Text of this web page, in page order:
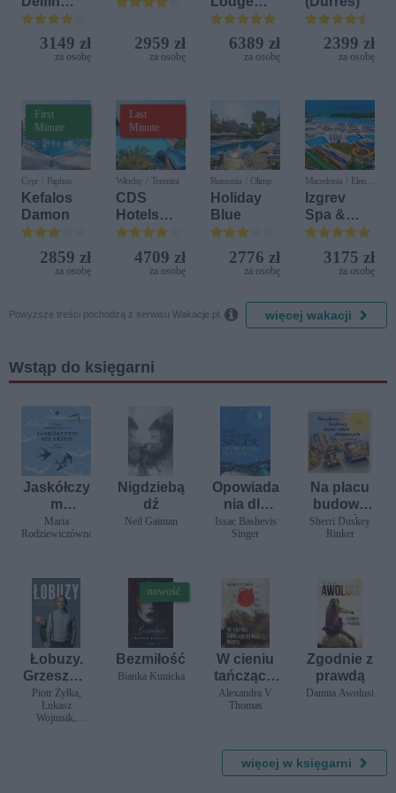
Bijela (ex.
Iberostar
Bijela
3149 zł
za osobę
2959 zł
za osobę
Beach &
Golf
Resort by
6389 zł
za osobę
2399 zł
za osobę
First
Minute
Cypr / Paphos
Kefalos
Damon
2859 zł
za osobę
Last
Minute
Włochy / Terrasini
CDS
Hotels
Terrasini
(ex. Citta
del Mare)
4709 zł
za osobę
Rumunia / Olimp
Holiday
Blue
2776 zł
za osobę
Macedonia / Elen
Kamen
Izgrev
Spa &
Aquapark
3175 zł
za osobę
Powyższe treści pochodzą z serwisu Wakacje.pl.  więcej wakacji
Wstąp do księgarni
Jaskółczy
m
szlakiem
Maria
Rodziewiczówna
Nigdziebą
dź
Neil Gaiman
Opowiada
nia dla
dzieci 1
Issac Bashevis
Singer
Na placu
budowy
dzień
robót
Sherri Duskey
Rinker
Łobuzy.
Grzesznic
y mile
widziani
Piotr Żyłka,
Łukasz
Wojtusik,
nowość
Bezmiłość
Bianka Kunicka
W cieniu
tańczącej
lipy. Maru
Alexandra V.
Thomas
Zgodnie z
prawdą
Danuta Awolusi
więcej w księgarni